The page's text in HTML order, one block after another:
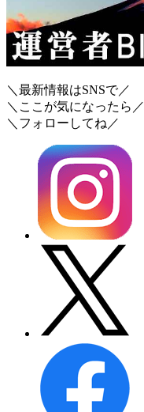
＼最新情報はSNSで／
＼ここが気になったら／
＼フォローしてね／